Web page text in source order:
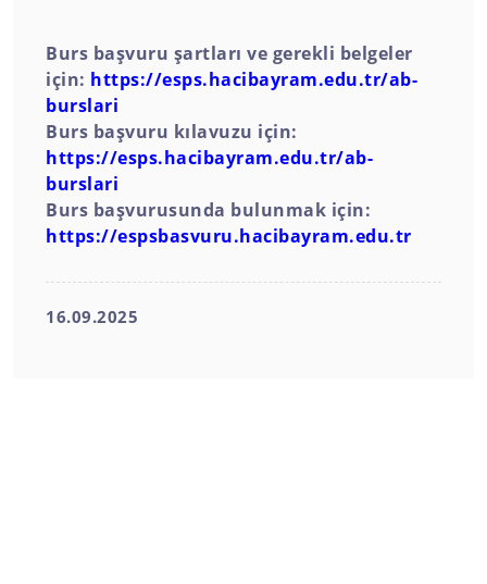
Burs başvuru şartları ve gerekli belgeler
için: https://esps.hacibayram.edu.tr/ab-
burslari
Burs başvuru kılavuzu için:
https://esps.hacibayram.edu.tr/ab-
burslari
Burs başvurusunda bulunmak için:
https://espsbasvuru.hacibayram.edu.tr
16.09.2025